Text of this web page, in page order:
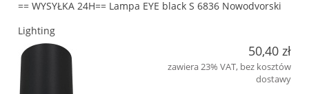
== WYSYŁKA 24H== Lampa EYE black S 6836 Nowodvorski
Lighting
50,40 zł
zawiera 23% VAT, bez kosztów
dostawy